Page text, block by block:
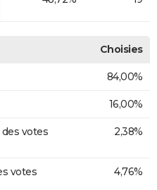
Choisies
84,00%
16,00%
votes
2,38%
votes
4,76%